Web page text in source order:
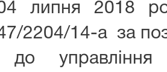
липня 2018
2204/14-а за
до управління